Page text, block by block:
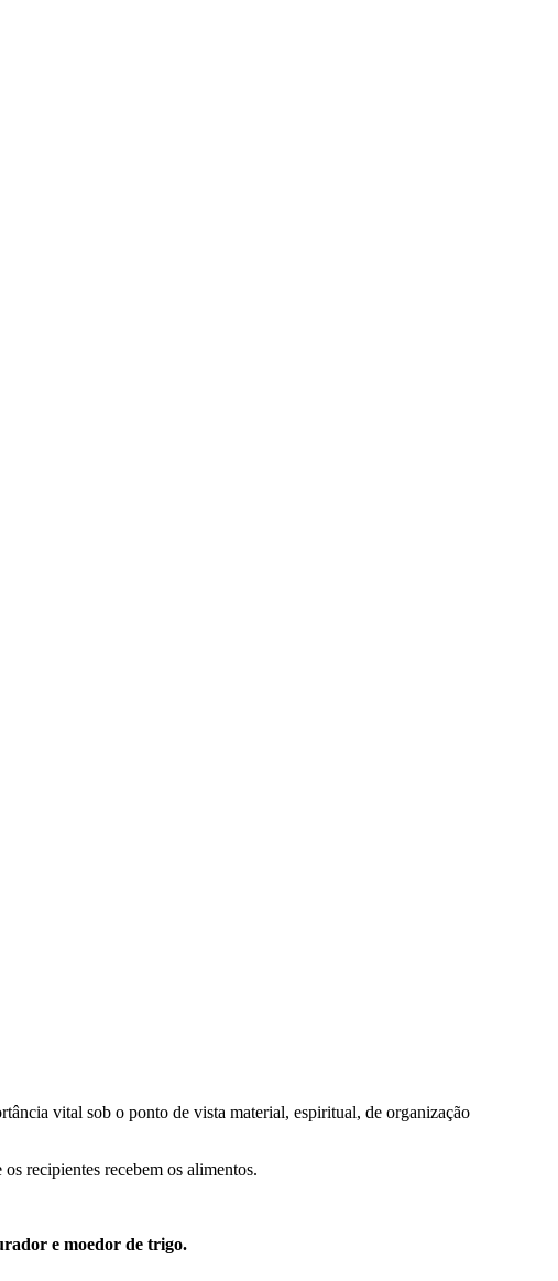
vital sob o ponto de vista material, espiritual, de organização
recipientes recebem os alimentos.
e moedor de trigo.